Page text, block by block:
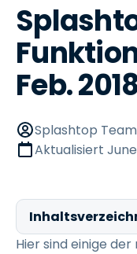
Feb.
Splashtop Team
Aktualisiert
Hier sind einige